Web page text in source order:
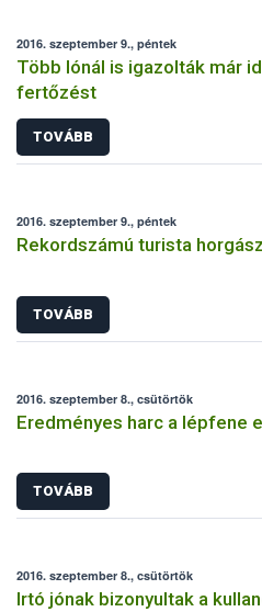
2016. szeptember 9., péntek
Több lónál is igazolták már
fertőzést
TOVÁBB
2016. szeptember 9., péntek
Rekordszámú turista
TOVÁBB
2016. szeptember 8., csütörtök
Eredményes harc a lépfene
TOVÁBB
2016. szeptember 8., csütörtök
Irtó jónak bizonyultak a